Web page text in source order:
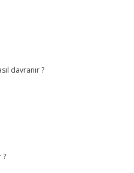
davranır ?
?